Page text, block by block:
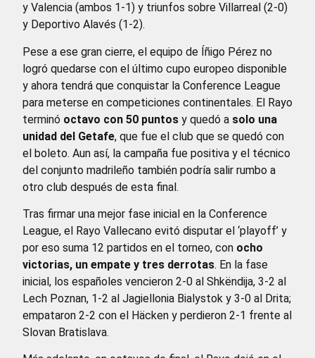
y Valencia (ambos 1-1) y triunfos sobre Villarreal (2-0)
y Deportivo Alavés (1-2).
Pese a ese gran cierre, el equipo de Íñigo Pérez no
logró quedarse con el último cupo europeo disponible
y ahora tendrá que conquistar la Conference League
para meterse en competiciones continentales. El Rayo
terminó octavo con 50 puntos y quedó a solo una
unidad del Getafe, que fue el club que se quedó con
el boleto. Aun así, la campaña fue positiva y el técnico
del conjunto madrileño también podría salir rumbo a
otro club después de esta final.
Tras firmar una mejor fase inicial en la Conference
League, el Rayo Vallecano evitó disputar el ‘playoff’ y
por eso suma 12 partidos en el torneo, con ocho
victorias, un empate y tres derrotas. En la fase
inicial, los españoles vencieron 2-0 al Shkëndija, 3-2 al
Lech Poznan, 1-2 al Jagiellonia Bialystok y 3-0 al Drita;
empataron 2-2 con el Häcken y perdieron 2-1 frente al
Slovan Bratislava.